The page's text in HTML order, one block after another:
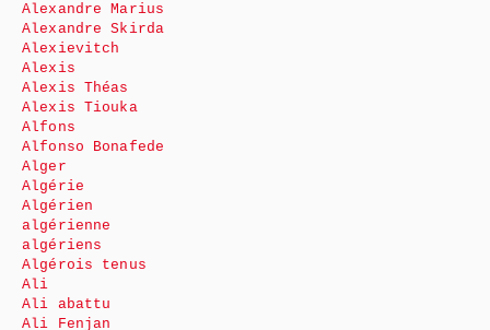
Alexandre Marius
Alexandre Skirda
Alexievitch
Alexis
Alexis Théas
Alexis Tiouka
Alfons
Alfonso Bonafede
Alger
Algérie
Algérien
algérienne
algériens
Algérois tenus
Ali
Ali abattu
Ali Fenjan